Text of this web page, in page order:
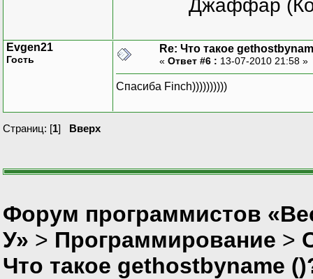
Джаффар
Evgen21
Гость
Re: Что такое
« Ответ #6 : 13-07-2010 21:58 »
Спасиба Finch))))))))))
Страниц: [1] Вверх
Форум программистов
У» > Программирование >
Что такое gethostbyname